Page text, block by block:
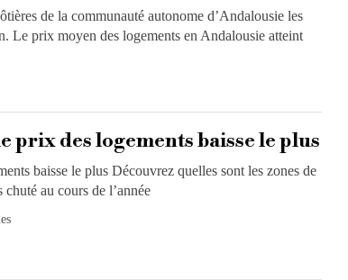
de la communauté autonome d’Andalousie les
Le prix moyen des logements en Andalousie atteint
prix des logements baisse le plus
baisse le plus Découvrez quelles sont les zones de
au cours de l’année